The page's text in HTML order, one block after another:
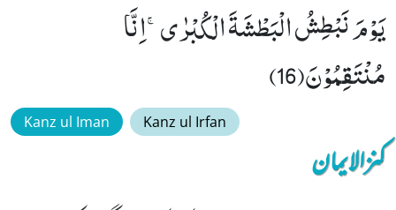
یَوْمَ نَبْطِشُ الْبَطْشَةَ الْكُبْرٰىۚ-اِنَّا
مُنْتَقِمُوْنَ(16)
Kanz ul Iman Kanz ul Irfan
کنزالایمان